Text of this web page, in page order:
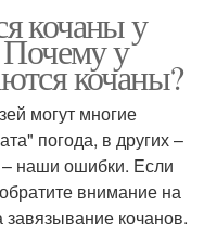
кочаны у
Почему у
кочаны?
могут многие
погода, в других –
наши ошибки. Если
внимание на
кочанов.